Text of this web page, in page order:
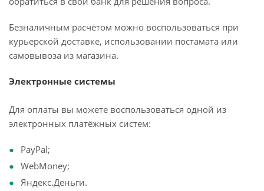
Безналичным расчётом можно воспользоваться при
курьерской доставке, использовании постамата или
самовывоза из магазина.
Электронные системы
Для оплаты вы можете воспользоваться одной из
электронных платёжных систем:
PayPal;
WebMoney;
Яндекс.Деньги.